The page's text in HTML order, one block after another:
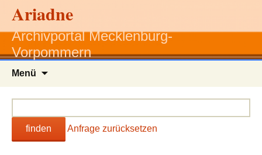
Ariadne
Archivportal Mecklenburg-
Vorpommern
Menü
finden Anfrage zurücksetzen